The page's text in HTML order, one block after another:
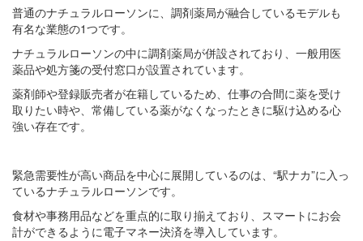
普通のナチュラルローソンに、調剤薬局が融合しているモデルも
有名な業態の1つです。
ナチュラルローソンの中に調剤薬局が併設されており、一般用医
薬品や処方箋の受付窓口が設置されています。
薬剤師や登録販売者が在籍しているため、仕事の合間に薬を受け
取りたい時や、常備している薬がなくなったときに駆け込める心
強い存在です。
緊急需要性が高い商品を中心に展開しているのは、“駅ナカ”に入っ
ているナチュラルローソンです。
食材や事務用品などを重点的に取り揃えており、スマートにお会
計ができるように電子マネー決済を導入しています。